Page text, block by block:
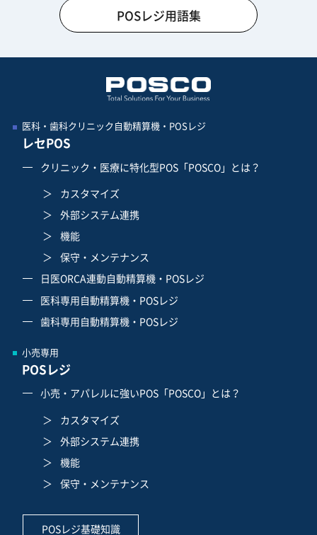
POSレジ用語集
医科・歯科クリニック自動精算機・POSレジ
レセPOS
クリニック・医療に特化型POS「POSCO」とは？
カスタマイズ
外部システム連携
機能
保守・メンテナンス
日医ORCA連動自動精算機・POSレジ
医科専用自動精算機・POSレジ
歯科専用自動精算機・POSレジ
小売専用
POSレジ
小売・アパレルに強いPOS「POSCO」とは？
カスタマイズ
外部システム連携
機能
保守・メンテナンス
POSレジ基礎知識